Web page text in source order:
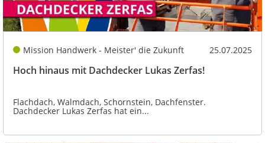
Mission Handwerk - Meister' die Zukunft 25.07.2025
Hoch hinaus mit Dachdecker Lukas Zerfas!
Flachdach, Walmdach, Schornstein, Dachfenster.
Dachdecker Lukas Zerfas hat ein...